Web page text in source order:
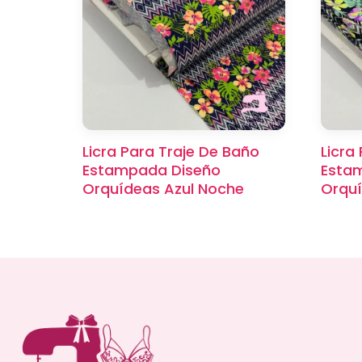
Licra Para Traje De Baño
Estampada Diseño
Orquídeas Azul Noche
Licra